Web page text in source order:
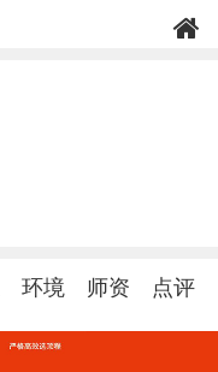
环境 师资 点评